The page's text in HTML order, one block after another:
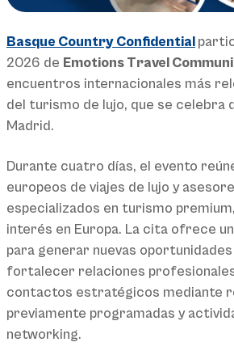
Basque Country Confidential
2026 de Emotions Travel
encuentros internacionales más
del turismo de lujo, que se celebra
Madrid.
Durante cuatro días, el evento
europeos de viajes de lujo y
especializados en turismo
interés en Europa. La cita ofrece
para generar nuevas
fortalecer relaciones
contactos estratégicos mediante
previamente programadas y
networking.